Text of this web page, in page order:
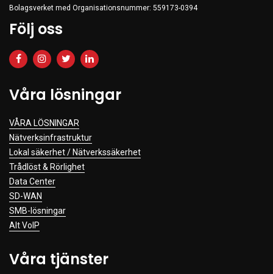
Bolagsverket med Organisationsnummer: 559173-0394
Följ oss
Våra lösningar
VÅRA LÖSNINGAR
Nätverksinfrastruktur
Lokal säkerhet / Nätverkssäkerhet
Trådlöst & Rörlighet
Data Center
SD-WAN
SMB-lösningar
Alt VoIP
Våra tjänster